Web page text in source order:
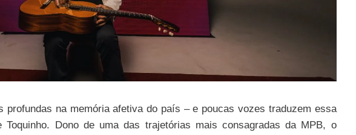
profundas na memória afetiva do país – e poucas vozes traduzem essa
Dono de uma das trajetórias mais consagradas da MPB, o